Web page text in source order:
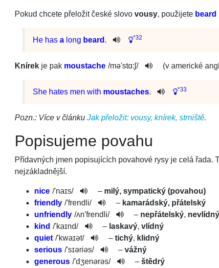
Pokud chcete přeložit české slovo vousy, použijete beard
He has a long beard . *32
Knírek je pak moustache /mə'st­ɑ:ʃ/ (v americké
She hates men with moustaches. *33
Pozn.: Více v článku Jak přeložit: vousy, knírek, strniště.
Popisujeme povahu
Přídavných jmen popisujících povahové rysy je celá řada.
nejzákladnější.
nice /'naɪs/ – milý, sympatický (povahou)
friendly /'fren­dli/ – kamarádský, přátelský
unfriendly /ʌn'fren­dli/ – nepřátelský, nevlídný
kind /'kaɪnd/ – laskavý, vlídný
quiet /'kwaɪət/ – tichý, klidný
serious /'sɪəriəs/ – vážný
generous /'dʒenərəs/­ – štědrý